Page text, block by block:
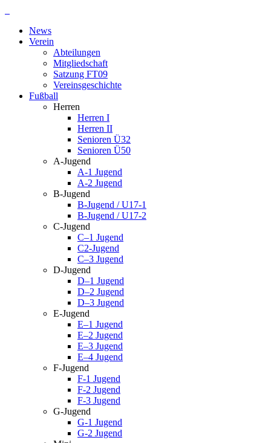
springenNews
Verein
Abteilungen
Mitgliedschaft
Satzung FT09
Vereinsgeschichte
Fußball
Herren
Herren I
Herren II
Senioren Ü32
Senioren Ü50
A-Jugend
A-1 Jugend
A-2 Jugend
B-Jugend
B-Jugend / U17-1
B-Jugend / U17-2
C-Jugend
C–1 Jugend
C2-Jugend
C–3 Jugend
D-Jugend
D–1 Jugend
D–2 Jugend
D–3 Jugend
E-Jugend
E–1 Jugend
E–2 Jugend
E–3 Jugend
E–4 Jugend
F-Jugend
F-1 Jugend
F-2 Jugend
F-3 Jugend
G-Jugend
G-1 Jugend
G-2 Jugend